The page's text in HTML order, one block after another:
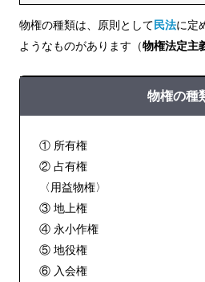
物権の種類は、原則として民法に定
ようなものがあります（物権法定主
物権の種
① 所有権
② 占有権
〈用益物権〉
③ 地上権
④ 永小作権
⑤ 地役権
⑥ 入会権